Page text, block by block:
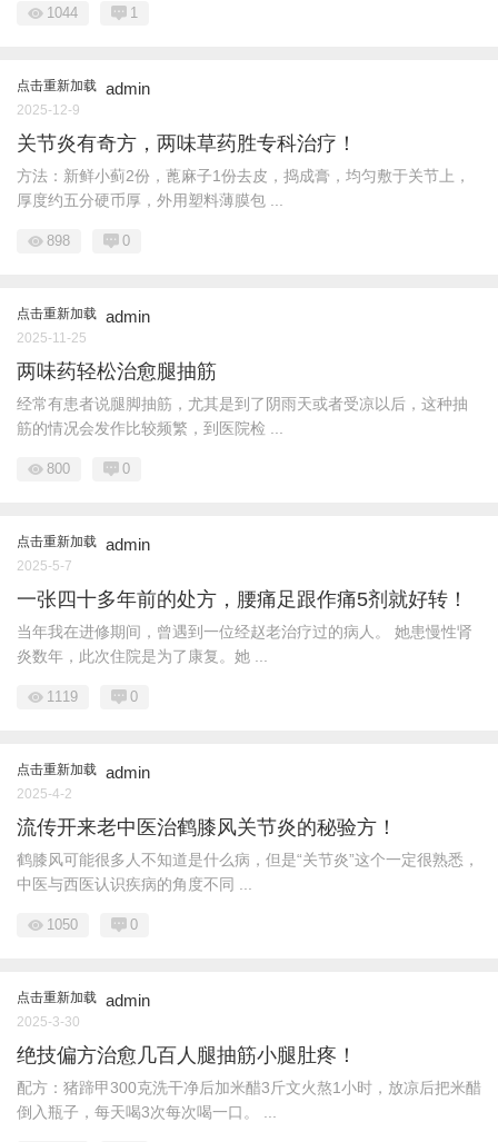
1044 1
点击重新加载 admin
2025-12-9
关节炎有奇方，两味草药胜专科治疗！
方法：新鲜小蓟2份，蓖麻子1份去皮，捣成膏，均匀敷于关节上，
厚度约五分硬币厚，外用塑料薄膜包 ...
898 0
点击重新加载 admin
2025-11-25
两味药轻松治愈腿抽筋
经常有患者说腿脚抽筋，尤其是到了阴雨天或者受凉以后，这种抽
筋的情况会发作比较频繁，到医院检 ...
800 0
点击重新加载 admin
2025-5-7
一张四十多年前的处方，腰痛足跟作痛5剂就好转！
当年我在进修期间，曾遇到一位经赵老治疗过的病人。 她患慢性肾
炎数年，此次住院是为了康复。她 ...
1119 0
点击重新加载 admin
2025-4-2
流传开来老中医治鹤膝风关节炎的秘验方！
鹤膝风可能很多人不知道是什么病，但是“关节炎”这个一定很熟悉，
中医与西医认识疾病的角度不同 ...
1050 0
点击重新加载 admin
2025-3-30
绝技偏方治愈几百人腿抽筋小腿肚疼！
配方：猪蹄甲300克洗干净后加米醋3斤文火熬1小时，放凉后把米醋
倒入瓶子，每天喝3次每次喝一口。 ...